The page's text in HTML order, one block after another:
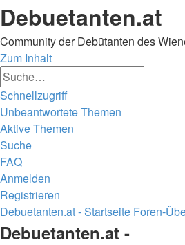
Debuetanten.at
Community der Debütanten des
Zum Inhalt
Schnellzugriff
Unbeantwortete Themen
Aktive Themen
Suche
FAQ
Anmelden
Registrieren
Debuetanten.at - Startseite Foren-
Suche
Debuetanten.at -